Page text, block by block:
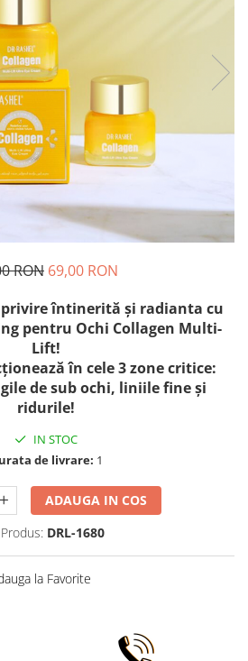
RON 69,00 RON
privire întinerită și radianta cu
pentru Ochi Collagen Multi-
Lift!
în cele 3 zone critice:
de sub ochi, liniile fine și
ridurile!
IN STOC
de livrare: 1
ADAUGA IN COS
DRL-1680
la Favorite